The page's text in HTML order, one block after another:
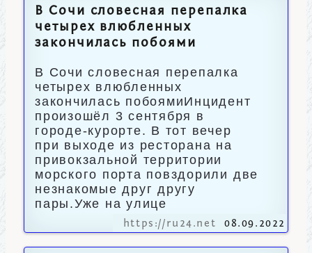
В Сочи словесная перепалка
четырех влюбленных
закончилась побоями
В Сочи словесная перепалка
четырех влюбленных
закончилась побоямиИнцидент
произошёл 3 сентября в
городе-курорте. В тот вечер
при выходе из ресторана на
привокзальной территории
морского порта повздорили две
незнакомые друг другу
пары.Уже на улице
https://ru24.net 08.09.2022